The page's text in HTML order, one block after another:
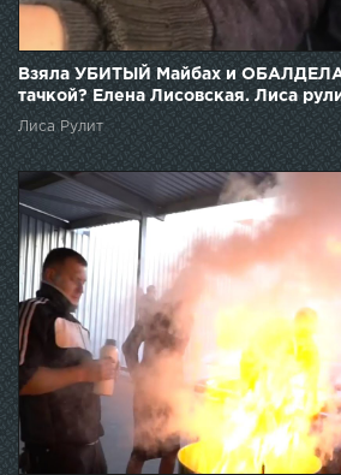
Взяла УБИТЫЙ Майбах и ОБАЛДЕЛА.
тачкой? Елена Лисовская. Лиса
Лиса Рулит